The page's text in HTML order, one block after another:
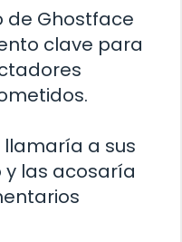
de Ghostface
clave para
llamaría a sus
las acosaría